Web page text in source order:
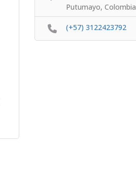
Putumayo, Colombia
(+57) 3122423792